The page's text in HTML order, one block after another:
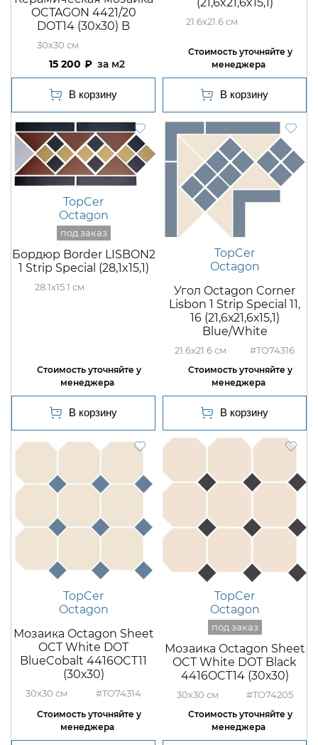
OCTAGON 4421/20
DOT14 (30х30) B
30x30
15 200 м2
(21,6x21,6x15,1)
21.6x21.6
TopCer
Octagon
Бордюр Border LISBON2
1 Strip Special (28,1x15,1)
28.1x15.1
TopCer
Octagon
Угол Octagon Corner
Lisbon 1 Strip Special 11,
16 (21,6х21,6х15,1)
Blue/White
21.6x21.6 #TO74316
TopCer
Octagon
Мозаика Octagon Sheet
OCT White DOT
BlueCobalt 4416OCT11
(30х30)
30x30 #TO74314
TopCer
Octagon
Мозаика Octagon Sheet
OCT White DOT Black
4416OCT14 (30х30)
30x30 #TO74205